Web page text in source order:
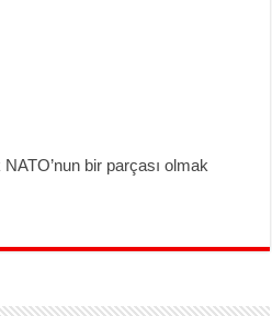
bir parçası olmak